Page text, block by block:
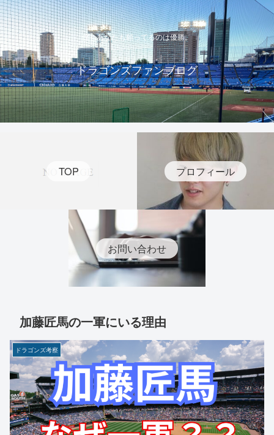
僕もあなたも願ってるのは優勝。
ドラゴンズファンブログ
TOP プロフィール
お問い合わせ
加藤匠馬の一軍にいる理由
ドラゴンズ考察